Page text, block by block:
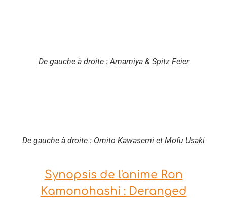
De gauche à droite : Amamiya & Spitz Feier
De gauche à droite : Omito Kawasemi et Mofu Usaki
Synopsis de l'anime Ron
Kamonohashi : Deranged